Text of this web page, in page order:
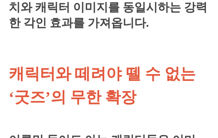
치와 캐릭터 이미지를 동일시하는 강력
한 각인 효과를 가져옵니다.
캐릭터와 떼려야 뗄 수 없는
‘굿즈’의 무한 확장